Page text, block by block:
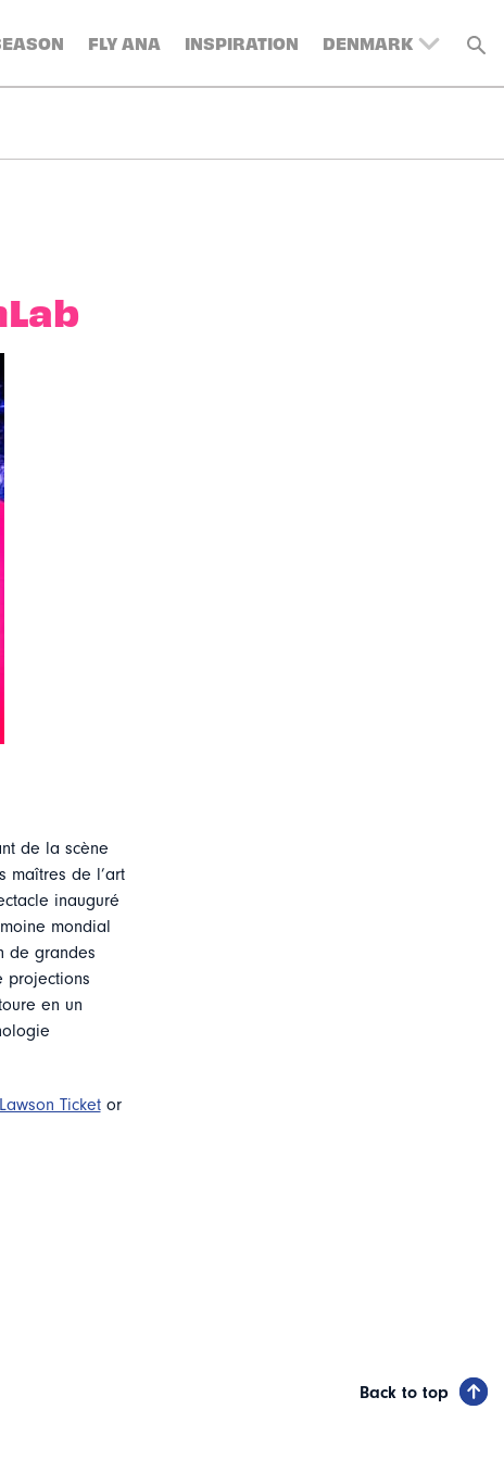
FLY ANA INSPIRATION DENMARK
UNITED KINGDOM
SWITZERLAND
de la scène
maîtres de l’art
inauguré
mondial
de grandes
projections
en un
Lawson Ticketor
Back to top